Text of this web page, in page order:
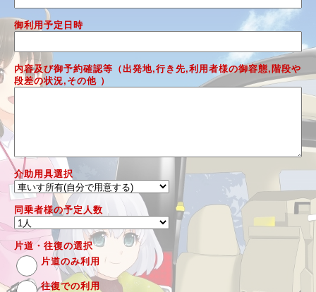
御利用予定日時
内容及び御予約確認等（出発地,行き先,利用者様の御容態,階段や
段差の状況,その他 ）
介助用具選択
同乗者様の予定人数
片道・往復の選択
片道のみ利用
往復での利用